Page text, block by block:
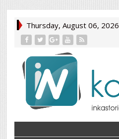
Thursday, August 06, 2026